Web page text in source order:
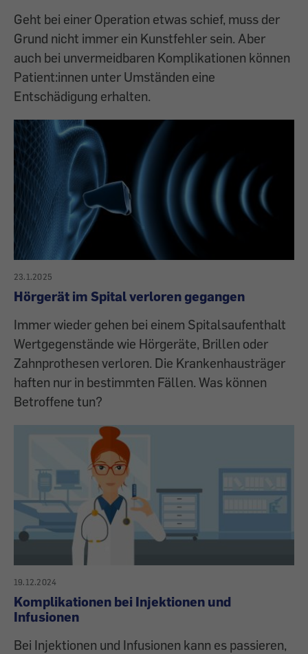
Geht bei einer Operation etwas schief, muss der
Grund nicht immer ein Kunstfehler sein. Aber
auch bei unvermeidbaren Komplikationen können
Patient:innen unter Umständen eine
Entschädigung erhalten.
23.1.2025
Hörgerät im Spital verloren gegangen
Immer wieder gehen bei einem Spitalsaufenthalt
Wertgegenstände wie Hörgeräte, Brillen oder
Zahnprothesen verloren. Die Krankenhausträger
haften nur in bestimmten Fällen. Was können
Betroffene tun?
19.12.2024
Komplikationen bei Injektionen und
Infusionen
Bei Injektionen und Infusionen kann es passieren,